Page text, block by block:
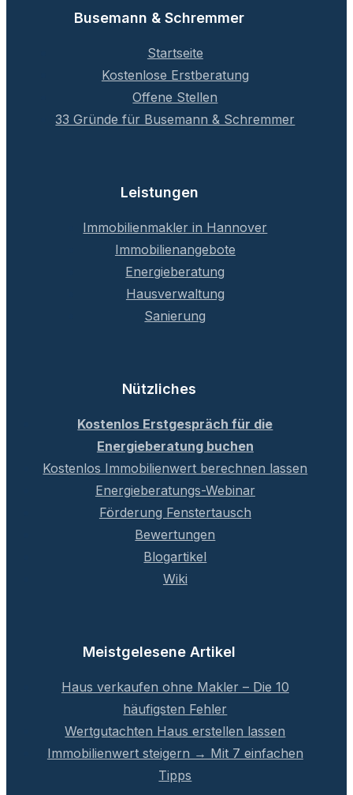
Busemann & Schremmer
Startseite
Kostenlose Erstberatung
Offene Stellen
33 Gründe für Busemann & Schremmer
Leistungen
Immobilienmakler in Hannover
Immobilienangebote
Energieberatung
Hausverwaltung
Sanierung
Nützliches
Kostenlos Erstgespräch für die
Energieberatung buchen
Kostenlos Immobilienwert berechnen lassen
Energieberatungs-Webinar
Förderung Fenstertausch
Bewertungen
Blogartikel
Wiki
Meistgelesene Artikel
Haus verkaufen ohne Makler – Die 10
häufigsten Fehler
Wertgutachten Haus erstellen lassen
Immobilienwert steigern → Mit 7 einfachen
Tipps